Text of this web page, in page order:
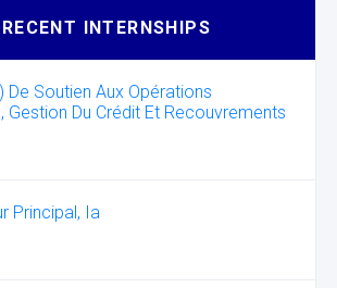
RECENT INTERNSHIPS
De Soutien Aux Opérations
Gestion Du Crédit Et Recouvrements
Principal, Ia